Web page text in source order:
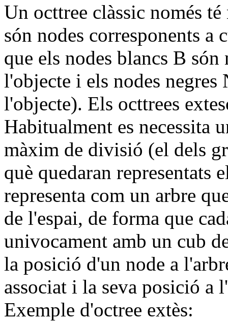
Un octtree clàssic només
són nodes corresponents
que els nodes blancs B
l'objecte i els nodes
l'objecte). Els octtrees
Habitualment es necessita
màxim de divisió (el dels
què quedaran representats
representa com un arbre
de l'espai, de forma que
univocament amb un cub
la posició d'un node a
associat i la seva posició a
Exemple d'octree extès: